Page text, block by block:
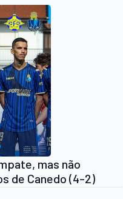
mas não
de Canedo (4-2)